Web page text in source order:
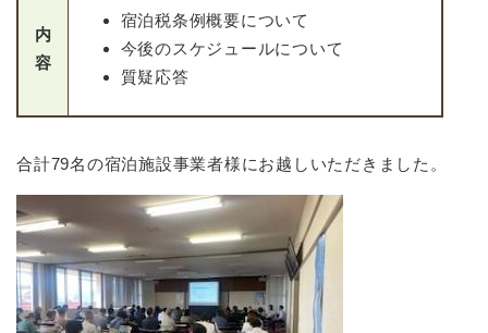
内
容
宿泊税条例概要について
今後のスケジュールについて
質疑応答
合計79名の宿泊施設事業者様にお越しいただきました。